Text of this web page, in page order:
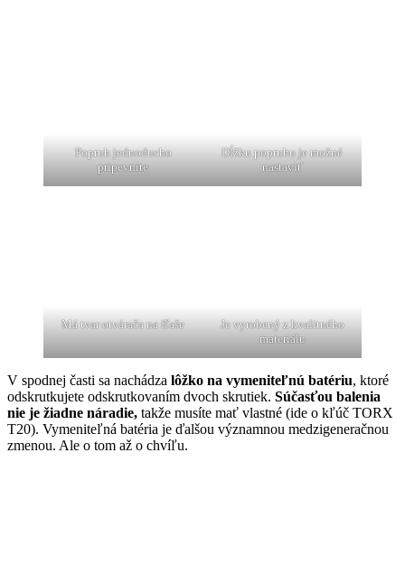
Popruh jednoducho
pripevníte
Dĺžku popruhu je možné
nastaviť
Má tvar otvárača na fľaše
Je vyrobený z kvalitného
materiálu
V spodnej časti sa nachádza lôžko na vymeniteľnú batériu, ktoré
odskrutkujete odskrutkovaním dvoch skrutiek. Súčasťou balenia
nie je žiadne náradie, takže musíte mať vlastné (ide o kľúč TORX
T20). Vymeniteľná batéria je ďalšou významnou medzigeneračnou
zmenou. Ale o tom až o chvíľu.